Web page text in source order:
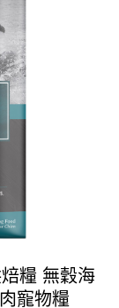
糧 無穀海
寵物糧